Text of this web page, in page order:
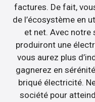
factures. De fait,
de l’écosystème en
et net. Avec
produiront une
vous aurez plus
gagnerez en
briqué électricité.
société pour